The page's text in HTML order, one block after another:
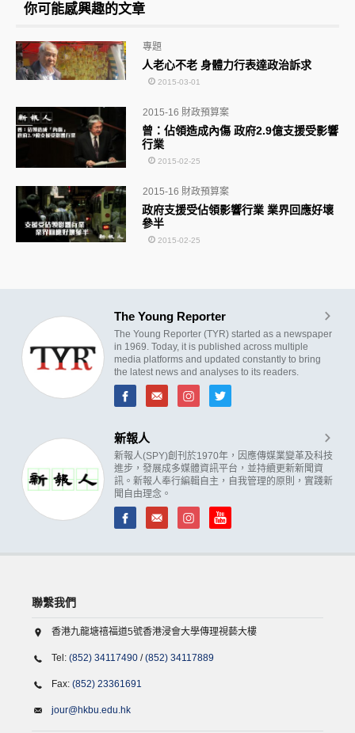
你可能感興趣的文章
人老心不老 身體力行表達政治訴求
專題
2015-03-01
曾：佔領造成內傷 政府2.9億支援受影響
行業
2015-16 財政預算案
2015-02-25
政府支援受佔領影響行業 業界回應好壞
參半
2015-16 財政預算案
2015-02-25
The Young Reporter
The Young Reporter (TYR) started as a newspaper
in 1969. Today, it is published across multiple
media platforms and updated constantly to bring
the latest news and analyses to its readers.
新報人
新報人(SPY)創刊於1970年，因應傳媒業變革及科技
進步，發展成多媒體資訊平台，並持續更新新聞資
訊。新報人奉行編輯自主，自我管理的原則，實踐新
聞自由理念。
聯繫我們
香港九龍塘禧福道5號香港浸會大學傳理視藝大樓
Tel: (852) 34117490 /(852) 34117889
Fax: (852) 23361691
jour@hkbu.edu.hk